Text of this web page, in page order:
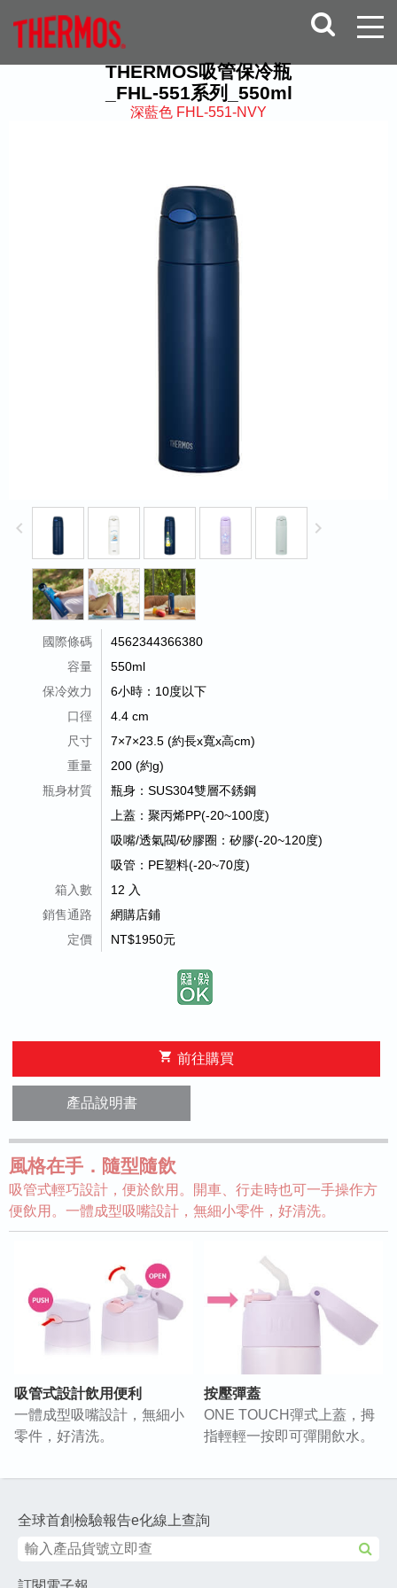
THERMOS吸管保冷瓶
_FHL-551系列_550ml
深藍色 FHL-551-NVY
keyboard_arrow_left keyboard_arrow_right
國際條碼
4562344366380
容量
550ml
保冷效力
6小時：10度以下
口徑
4.4 cm
尺寸
7×7×23.5 (約長x寬x高cm)
重量
200 (約g)
瓶身材質
瓶身：SUS304雙層不銹鋼
上蓋：聚丙烯PP(-20~100度)
吸嘴/透氣閥/矽膠圈：矽膠(-20~120度)
吸管：PE塑料(-20~70度)
箱入數
12 入
銷售通路
網購店鋪
定價
NT$1950元
shopping_cart 前往購買
產品說明書
風格在手．隨型隨飲
吸管式輕巧設計，便於飲用。開車、行走時也可一手操作方
便飲用。一體成型吸嘴設計，無細小零件，好清洗。
吸管式設計飲用便利
一體成型吸嘴設計，無細小
零件，好清洗。
按壓彈蓋
ONE TOUCH彈式上蓋，拇
指輕輕一按即可彈開飲水。
全球首創檢驗報告e化線上查詢